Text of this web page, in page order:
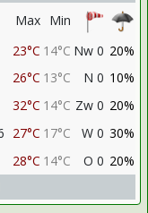
Max Min
23°C 14°C Nw 0 20%
26°C 13°C N 0 10%
32°C 14°C Zw 0 20%
27°C 17°C W 0 30%
28°C 14°C O 0 20%